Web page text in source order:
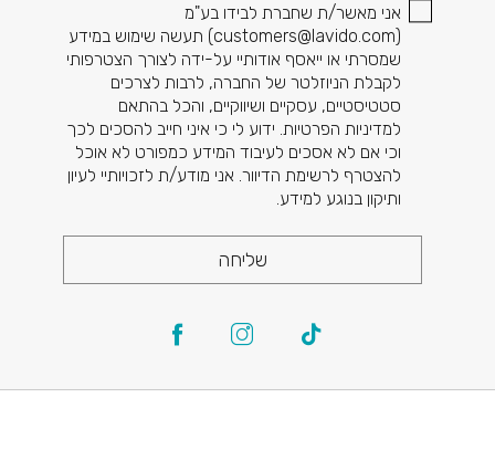
אני מאשר/ת שחברת לבידו בע"מ
(
customers@lavido.com) תעשה שימוש במידע
שמסרתי או ייאסף אודותיי על-ידה לצורך הצטרפותי
לקבלת הניוזלטר של החברה, לרבות לצרכים
סטטיסטיים, עסקיים ושיווקיים, והכל בהתאם
למדיניות הפרטיות. ידוע לי כי איני חייב להסכים לכך
וכי אם לא אסכים לעיבוד המידע כמפורט לא אוכל
להצטרף לרשימת הדיוור. אני מודע/ת לזכויותיי לעיון
ותיקון בנוגע למידע.
שליחה